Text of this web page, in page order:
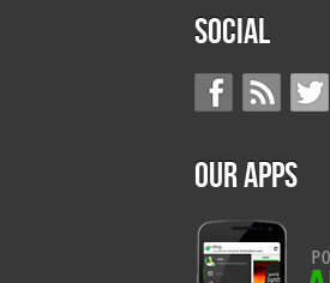
Social
Our Apps